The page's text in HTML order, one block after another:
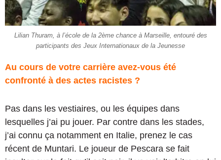
Lilian Thuram, à l’école de la 2ème chance à Marseille, entouré des
participants des Jeux Internationaux de la Jeunesse
Au cours de votre carrière avez-vous été
confronté à des actes racistes ?
Pas dans les vestiaires, ou les équipes dans
lesquelles j’ai pu jouer. Par contre dans les stades,
j’ai connu ça notamment en Italie, prenez le cas
récent de Muntari. Le joueur de Pescara se fait